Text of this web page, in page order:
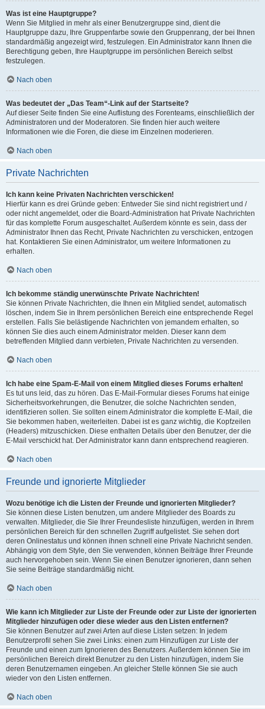
Was ist eine Hauptgruppe?
Wenn Sie Mitglied in mehr als einer Benutzergruppe sind, dient die
Hauptgruppe dazu, Ihre Gruppenfarbe sowie den Gruppenrang, der bei Ihnen
standardmäßig angezeigt wird, festzulegen. Ein Administrator kann Ihnen die
Berechtigung geben, Ihre Hauptgruppe im persönlichen Bereich selbst
festzulegen.
Nach oben
Was bedeutet der „Das Team“-Link auf der Startseite?
Auf dieser Seite finden Sie eine Auflistung des Forenteams, einschließlich der
Administratoren und der Moderatoren. Sie finden hier auch weitere
Informationen wie die Foren, die diese im Einzelnen moderieren.
Nach oben
Private Nachrichten
Ich kann keine Privaten Nachrichten verschicken!
Hierfür kann es drei Gründe geben: Entweder Sie sind nicht registriert und /
oder nicht angemeldet, oder die Board-Administration hat Private Nachrichten
für das komplette Forum ausgeschaltet. Außerdem könnte es sein, dass der
Administrator Ihnen das Recht, Private Nachrichten zu verschicken, entzogen
hat. Kontaktieren Sie einen Administrator, um weitere Informationen zu
erhalten.
Nach oben
Ich bekomme ständig unerwünschte Private Nachrichten!
Sie können Private Nachrichten, die Ihnen ein Mitglied sendet, automatisch
löschen, indem Sie in Ihrem persönlichen Bereich eine entsprechende Regel
erstellen. Falls Sie belästigende Nachrichten von jemandem erhalten, so
können Sie dies auch einem Administrator melden. Dieser kann dem
betreffenden Mitglied dann verbieten, Private Nachrichten zu versenden.
Nach oben
Ich habe eine Spam-E-Mail von einem Mitglied dieses Forums erhalten!
Es tut uns leid, das zu hören. Das E-Mail-Formular dieses Forums hat einige
Sicherheitsvorkehrungen, die Benutzer, die solche Nachrichten senden,
identifizieren sollen. Sie sollten einem Administrator die komplette E-Mail, die
Sie bekommen haben, weiterleiten. Dabei ist es ganz wichtig, die Kopfzeilen
(Headers) mitzuschicken. Diese enthalten Details über den Benutzer, der die
E-Mail verschickt hat. Der Administrator kann dann entsprechend reagieren.
Nach oben
Freunde und ignorierte Mitglieder
Wozu benötige ich die Listen der Freunde und ignorierten Mitglieder?
Sie können diese Listen benutzen, um andere Mitglieder des Boards zu
verwalten. Mitglieder, die Sie Ihrer Freundesliste hinzufügen, werden in Ihrem
persönlichen Bereich für den schnellen Zugriff aufgelistet. Sie sehen dort
deren Onlinestatus und können ihnen schnell eine Private Nachricht senden.
Abhängig von dem Style, den Sie verwenden, können Beiträge Ihrer Freunde
auch hervorgehoben sein. Wenn Sie einen Benutzer ignorieren, dann sehen
Sie seine Beiträge standardmäßig nicht.
Nach oben
Wie kann ich Mitglieder zur Liste der Freunde oder zur Liste der ignorierten
Mitglieder hinzufügen oder diese wieder aus den Listen entfernen?
Sie können Benutzer auf zwei Arten auf diese Listen setzen: In jedem
Benutzerprofil sehen Sie zwei Links: einen zum Hinzufügen zur Liste der
Freunde und einen zum Ignorieren des Benutzers. Außerdem können Sie im
persönlichen Bereich direkt Benutzer zu den Listen hinzufügen, indem Sie
deren Benutzernamen eingeben. An gleicher Stelle können Sie sie auch
wieder von den Listen entfernen.
Nach oben